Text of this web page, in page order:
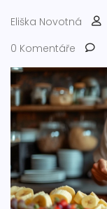
Eliška Novotná
0 Komentáře